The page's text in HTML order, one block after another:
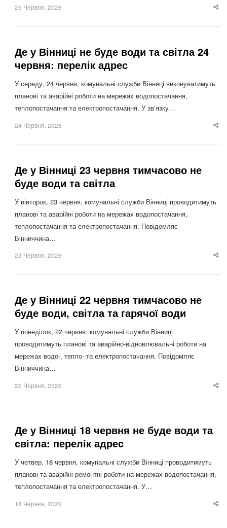
25 Червня, 2026
Де у Вінниці не буде води та світла 24
червня: перелік адрес
У середу, 24 червня, комунальні служби Вінниці виконуватимуть
планові та аварійні роботи на мережах водопостачання,
теплопостачання та електропостачання. У зв’язку…
24 Червня, 2026
Де у Вінниці 23 червня тимчасово не
буде води та світла
У вівторок, 23 червня, комунальні служби Вінниці проводитимуть
планові та аварійні роботи на мережах водопостачання,
теплопостачання та електропостачання. Повідомляє
Вінниччина…
23 Червня, 2026
Де у Вінниці 22 червня тимчасово не
буде води, світла та гарячої води
У понеділок, 22 червня, комунальні служби Вінниці
проводитимуть планові та аварійно-відновлювальні роботи на
мережах водо-, тепло- та електропостачання. Повідомляє
Вінниччина…
22 Червня, 2026
Де у Вінниці 18 червня не буде води та
світла: перелік адрес
У четвер, 18 червня, комунальні служби Вінниці проводитимуть
планові та аварійні ремонтні роботи на мережах водопостачання,
теплопостачання та електропостачання. У…
18 Червня, 2026